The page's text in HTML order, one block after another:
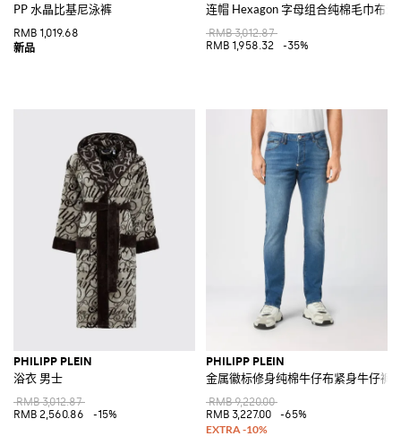
PP 水晶比基尼泳裤
RMB 1,019.68
连帽 Hexagon 字母组合纯棉毛巾布浴
RMB 3,012.87
RMB 1,958.32
-35%
PHILIPP PLEIN
浴衣 男士
RMB 3,012.87
RMB 2,560.86
-15%
PHILIPP PLEIN
金属徽标修身纯棉牛仔布紧身牛仔裤
RMB 9,220.00
RMB 3,227.00
-65%